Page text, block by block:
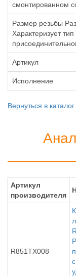
смонтированном
Размер резьбы
Характеризует
Артикул
Исполнение
Вернуться в
Артикул
производителя
R851TX008